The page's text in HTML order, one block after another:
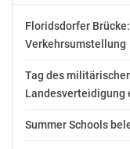
leisten. Nach der
Anleitung unserer
Sekunde
Franz
Fahrtechnik.
Floridsdorfer
Verkehrsumstellung
Tag des
Landesverteidigung
Summer Schools